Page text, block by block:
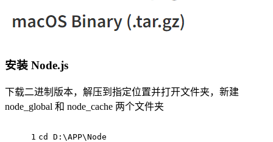
安装 Node.js
下载二进制版本，解压到指定位置并打开文件夹，新建
node_global 和 node_cache 两个文件夹
1 cd
D:\APP\Node